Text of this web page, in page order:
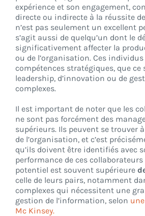
expérience et son engagement,
directe ou indirecte à la réussite de
n’est pas seulement un excellent
s’agit aussi de quelqu’un dont le
significativement affecter la
ou de l’organisation. Ces
compétences stratégiques, que ce
leadership, d’innovation ou de
complexes.
Il est important de noter que les
ne sont pas forcément des
supérieurs. Ils peuvent se trouver
de l’organisation, et c’est
qu’ils doivent être identifiés avec
performance de ces
potentiel est souvent supérieure
celle de leurs pairs, notamment
complexes qui nécessitent une
gestion de l’information, selon
Mc Kinsey.